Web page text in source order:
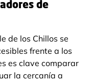
de
de los Chillos se
frente a los
es clave comparar
la cercanía a